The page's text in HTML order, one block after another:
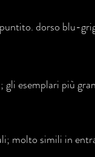
dorso blu-
esemplari più
molto simili in